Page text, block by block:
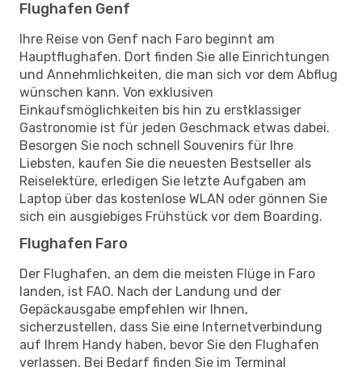
Flughafen Genf
Ihre Reise von Genf nach Faro beginnt am
Hauptflughafen. Dort finden Sie alle Einrichtungen
und Annehmlichkeiten, die man sich vor dem Abflug
wünschen kann. Von exklusiven
Einkaufsmöglichkeiten bis hin zu erstklassiger
Gastronomie ist für jeden Geschmack etwas dabei.
Besorgen Sie noch schnell Souvenirs für Ihre
Liebsten, kaufen Sie die neuesten Bestseller als
Reiselektüre, erledigen Sie letzte Aufgaben am
Laptop über das kostenlose WLAN oder gönnen Sie
sich ein ausgiebiges Frühstück vor dem Boarding.
Flughafen Faro
Der Flughafen, an dem die meisten Flüge in Faro
landen, ist FAO. Nach der Landung und der
Gepäckausgabe empfehlen wir Ihnen,
sicherzustellen, dass Sie eine Internetverbindung
auf Ihrem Handy haben, bevor Sie den Flughafen
verlassen. Bei Bedarf finden Sie im Terminal